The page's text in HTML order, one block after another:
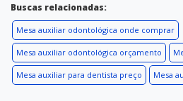
Buscas relacionadas:
Mesa auxiliar odontológica onde comprar
Mesa auxiliar odontológica orçamento
Mesa auxiliar para dentista preço Mesa